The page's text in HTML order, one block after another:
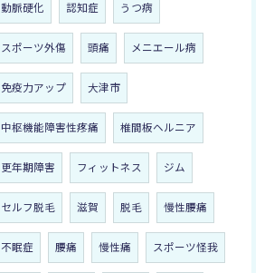
動脈硬化 認知症 うつ病
スポーツ外傷 頭痛 メニエール病
免疫力アップ 大津市
中枢機能障害性疼痛 椎間板ヘルニア
更年期障害 フィットネス ジム
セルフ脱毛 滋賀 脱毛 慢性腰痛
不眠症 腰痛 慢性痛 スポーツ怪我